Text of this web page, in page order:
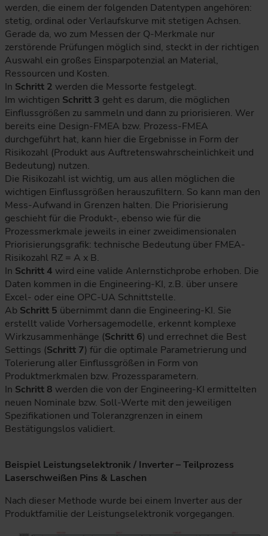
werden, die einem der folgenden Datentypen angehören:
stetig, ordinal oder Verlaufskurve mit stetigen Achsen.
Gerade da, wo zum Messen der Q-Merkmale nur
zerstörende Prüfungen möglich sind, steckt in der richtigen
Auswahl ein großes Einsparpotenzial an Material,
Ressourcen und Kosten.
In Schritt 2 werden die Messorte festgelegt.
Im wichtigen Schritt 3 geht es darum, die möglichen
Einflussgrößen zu sammeln und dann zu priorisieren. Wer
bereits eine Design-FMEA bzw. Prozess-FMEA
durchgeführt hat, kann hier die Ergebnisse in Form der
Risikozahl (Produkt aus Auftretenswahrscheinlichkeit und
Bedeutung) nutzen.
Die Risikozahl ist wichtig, um aus allen möglichen die
wichtigen Einflussgrößen herauszufiltern. So kann man den
Mess-Aufwand in Grenzen halten. Die Priorisierung
geschieht für die Produkt-, ebenso wie für die
Prozessmerkmale jeweils in einer zweidimensionalen
Priorisierungsgrafik: technische Bedeutung über FMEA-
Risikozahl RZ = A x B.
In Schritt 4 wird eine valide Anlernstichprobe erhoben. Die
Daten kommen in die Engineering-KI, z.B. über unsere
Excel- oder eine OPC-UA Schnittstelle.
Ab Schritt 5 übernimmt dann die Engineering-KI. Sie
erstellt valide Vorhersagemodelle, erkennt komplexe
Wirkzusammenhänge (Schritt 6) und errechnet die Best
Settings (Schritt 7) für die optimale Parametrierung und
Tolerierung aller Einflussgrößen in Form von
Produktmerkmalen bzw. Prozessparametern.
In Schritt 8 werden die von der Engineering-KI ermittelten
neuen Nominale bzw. Soll-Werte mit den jeweiligen
Spezifikationen und Toleranzgrenzen in einem
Bestätigungslos validiert.
Beispiel Leistungselektronik / Inverter – Teilprozess
Laserschweißen Pins & Laschen
Nach dieser Methode wurde bei einem Inverter aus der
Produktfamilie der Leistungselektronik vorgegangen.